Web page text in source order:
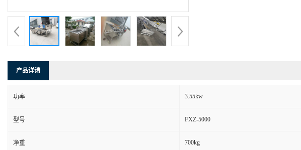
产品详请
功率 3.55kw
型号 FXZ-5000
净重 700kg